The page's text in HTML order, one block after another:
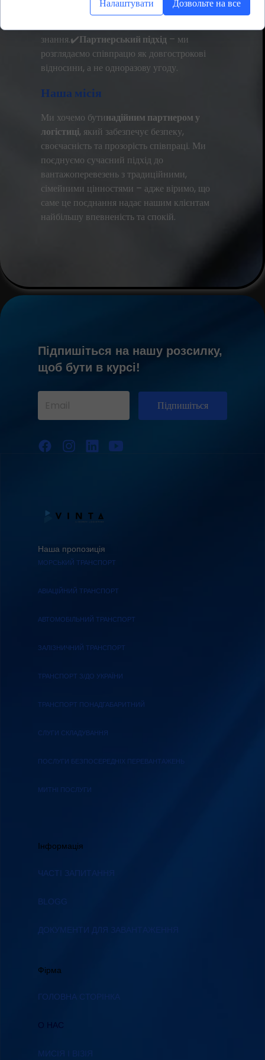
– ми діємо незалежно, спираючись
знання.✔️Партнерський підхід – ми
розглядаємо співпрацю як довгострокові
відносини, а не одноразову угоду.
Наша місія
Ми хочемо бутинадійним партнером у
логістиці, який забезпечує безпеку,
своєчасність та прозорість співпраці. Ми
поєднуємо сучасний підхід до
вантажоперевезень з традиційними,
сімейними цінностями – адже віримо, що
саме це поєднання надає нашим клієнтам
найбільшу впевненість та спокій.
Підпишіться на нашу розсилку,
щоб бути в курсі!
Підпишіться
Фірма
ГОЛОВНА СТОРІНКА
О НАС
МИСІЯ І ВІЗІЯ
Інформація
ЧАСТІ ЗАПИТАННЯ
BLOGG
ДОКУМЕНТИ ДЛЯ ЗАВАНТАЖЕННЯ
Наша пропозиція
МОРСЬКИЙ ТРАНСПОРТ
АВІАЦІЙНИЙ ТРАНСПОРТ
АВТОМОБІЛЬНИЙ ТРАНСПОРТ
ЗАЛІЗНИЧНИЙ ТРАНСПОРТ
ТРАНСПОРТ З/ДО УКРАЇНИ
ТРАНСПОРТ ПОНАДГАБАРИТНИЙ
СЛУГИ СКЛАДУВАННЯ
ПОСЛУГИ БЕЗПОСЕРЕДНІХ ПЕРЕВАНТАЖЕНЬ
МИТНІ ПОСЛУГИ
Налаштувати Дозвольте на все